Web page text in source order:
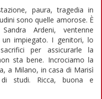
paura, tragedia in
sono quelle amorose. È
Ardeni, ventenne
un impiegato. I genitori, lo
per assicurarle la
sta bene. Incrociamo la
a Milano, in casa di Marisì
di studi. Ricca, buona e